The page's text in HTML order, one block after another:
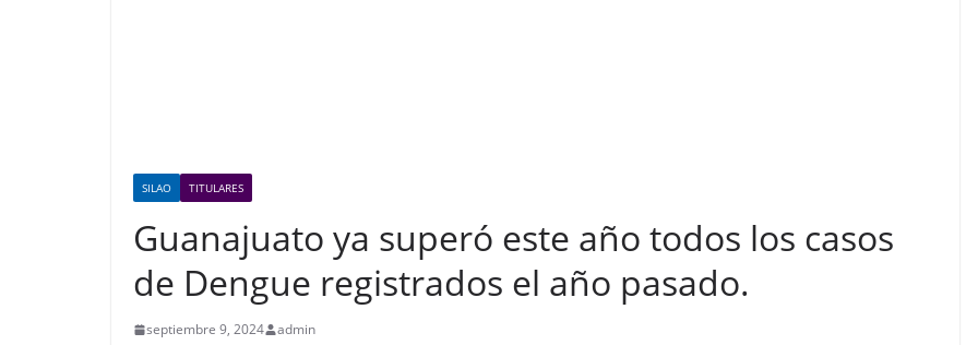
SILAO TITULARES
Guanajuato ya superó este año todos los casos
de Dengue registrados el año pasado.
septiembre 9, 2024 admin